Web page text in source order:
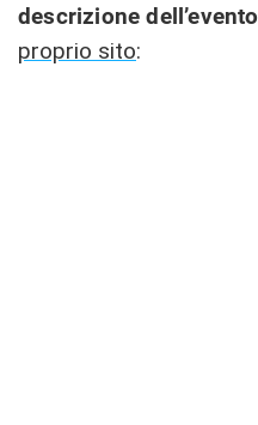
descrizione dell’evento
proprio sito: